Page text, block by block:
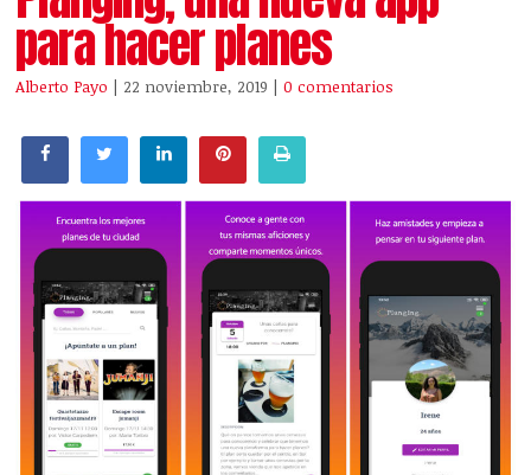
para hacer planes
Alberto Payo | 22 noviembre, 2019 |0 comentarios